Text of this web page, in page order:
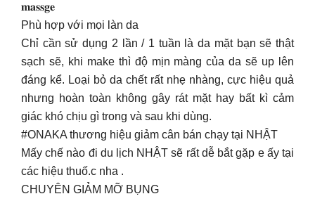
𝐦𝐚𝐬𝐬𝐠𝐞
Phù hợp với mọi làn da
Chỉ cần sử dụng 2 lần / 1 tuần là da mặt bạn sẽ thật
sạch sẽ, khi make thì độ mịn màng của da sẽ up lên
đáng kể. Loại bỏ da chết rất nhẹ nhàng, cực hiệu quả
nhưng hoàn toàn không gây rát mặt hay bất kì cảm
giác khó chịu gì trong và sau khi dùng.
#ONAKA thương hiệu giảm cân bán chạy tại NHẬT
Mấy chế nào đi du lịch NHẬT sẽ rất dễ bắt gặp e ấy tại
các hiệu thuố.c nha .
CHUYÊN GIẢM MỠ BỤNG